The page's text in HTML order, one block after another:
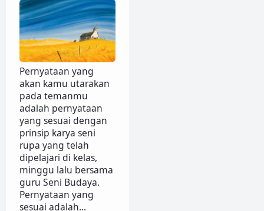
Pernyataan yang
akan kamu utarakan
pada temanmu
adalah pernyataan
yang sesuai dengan
prinsip karya seni
rupa yang telah
dipelajari di kelas,
minggu lalu bersama
guru Seni Budaya.
Pernyataan yang
sesuai adalah...